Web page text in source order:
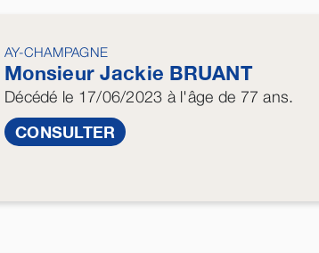
AY-CHAMPAGNE
Monsieur Jackie BRUANT
Décédé le 17/06/2023 à l'âge de 77 ans.
CONSULTER